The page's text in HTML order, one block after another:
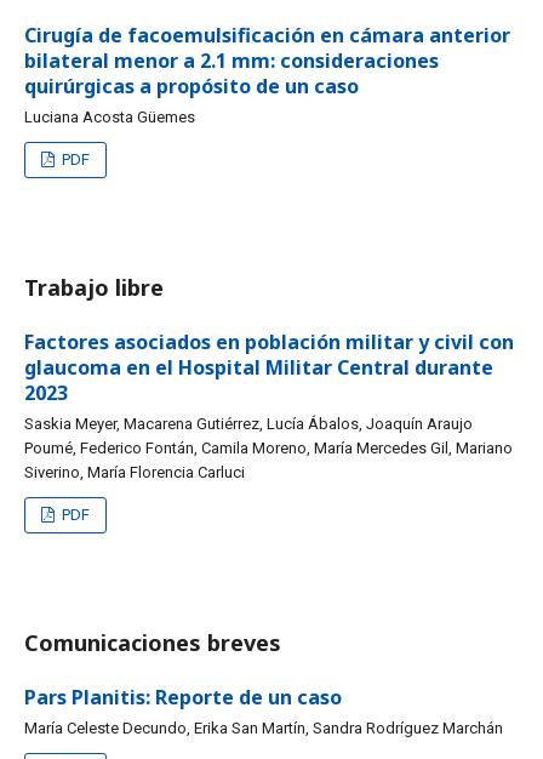
Cirugía de facoemulsificación en cámara anterior
bilateral menor a 2.1 mm: consideraciones
quirúrgicas a propósito de un caso
Luciana Acosta Güemes
PDF
Trabajo libre
Factores asociados en población militar y civil con
glaucoma en el Hospital Militar Central durante
2023
Saskia Meyer, Macarena Gutiérrez, Lucía Ábalos, Joaquín Araujo
Poumé, Federico Fontán, Camila Moreno, María Mercedes Gil, Mariano
Siverino, María Florencia Carluci
PDF
Comunicaciones breves
Pars Planitis: Reporte de un caso
María Celeste Decundo, Erika San Martín, Sandra Rodríguez Marchán